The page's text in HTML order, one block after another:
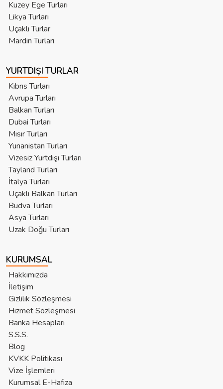
Kuzey Ege Turları
Likya Turları
Uçaklı Turlar
Mardin Turları
YURTDIŞI TURLAR
Kıbrıs Turları
Avrupa Turları
Balkan Turları
Dubai Turları
Mısır Turları
Yunanistan Turları
Vizesiz Yurtdışı Turları
Tayland Turları
İtalya Turları
Uçaklı Balkan Turları
Budva Turları
Asya Turları
Uzak Doğu Turları
KURUMSAL
Hakkımızda
İletişim
Gizlilik Sözleşmesi
Hizmet Sözleşmesi
Banka Hesapları
S.S.S.
Blog
KVKK Politikası
Vize İşlemleri
Kurumsal E-Hafıza